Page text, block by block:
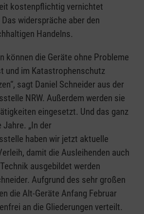
kostenpflichtig vernichtet
widerspräche aber den
Handelns.
können die Geräte ohne Probleme
und im Katastrophenschutz
sagt Daniel Schneider aus der
NRW. Außerdem werden sie
eingesetzt. Und das ganz
„In der
haben wir jetzt aktuelle
damit die Ausleihenden auch
ausgebildet werden
Aufgrund des sehr großen
die Alt-Geräte Anfang Februar
an die Gliederungen verteilt.